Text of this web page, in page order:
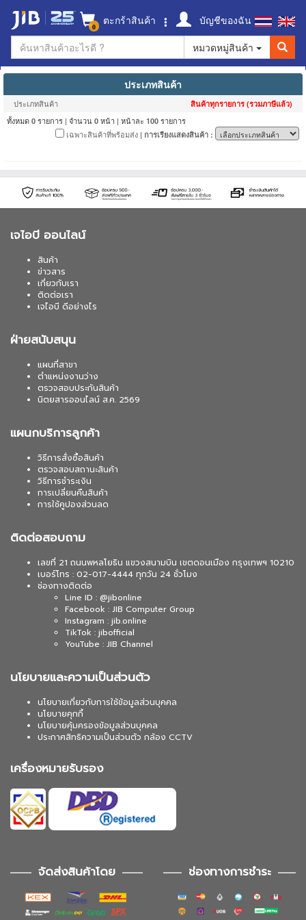
0 ตะกร้าสินค้า
บัญชีของฉัน
หมวดหมู่สินค้า
ประเภทสินค้า
ประเภทสินค้า สินค้าทุกรายการ (รวมภาษีแล้ว)
ทั้งหมด 0 รายการ | จำนวน 0 หน้า | หน้าละ 100 รายการ
เฉพาะสินค้าที่พร้อมส่ง | การเรียงแสดงสินค้า :
เจไอบี ออนไลน์
สินค้า
ข่าวสาร
เกี่ยวกับเรา
ติดต่อเรา
เจไอบี ดีอย่างไร
ฝ่ายสนับสนุน
แผนที่สาขา
ตำแหน่งงานว่าง
ตรวจสอบประกันสินค้า
นิตยสารออนไลน์ ส.ค. 2569
แผนกบริการลูกค้า
วิธีการสั่งซื้อสินค้า
ตรวจสอบสถานะสินค้า
วิธีการชำระเงิน
การเปลี่ยนคืนสินค้า
การใช้คูปองส่วนลด
ติดต่อสอบถาม
เลขที่ 21 ถนนพหลโยธิน แขวงสนามบิน เขตดอนเมือง กรุงเทพฯ 10210
เบอร์โทร : 02-017-4444 ทุกวัน 24 ชั่วโมง
ช่องทางติดต่อ
Line ID : @jibonline
Facebook : JIB Computer Group
Instagram : jib.online
TikTok : jibofficial
YouTube : JIB Channel
นโยบายและความเป็นส่วนตัว
นโยบายเกี่ยวกับการใช้ข้อมูลส่วนบุคคล
นโยบายคุกกี้
นโยบายคุ้มครองข้อมูลส่วนบุคคล
ประกาศสิทธิความเป็นส่วนตัว กล้อง CCTV
เครื่องหมายรับรอง
จัดส่งสินค้าโดย ช่องทางการชำระ